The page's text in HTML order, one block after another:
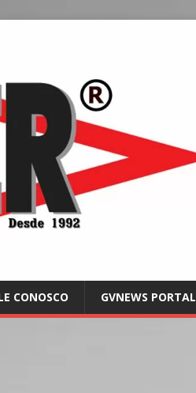
CONOSCO GVNEWS PORTAL